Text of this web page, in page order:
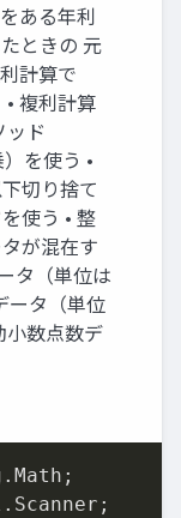
ある年利
ときの 元
計算で
複利計算
ド
を使う •
切り捨て
使う • 整
が混在す
タ（単位は
ータ（単位
小数点数デ